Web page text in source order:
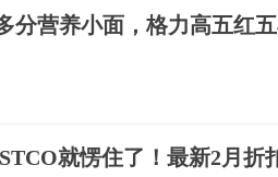
分营养小面，格力高五红
就愣住了！最新2月折